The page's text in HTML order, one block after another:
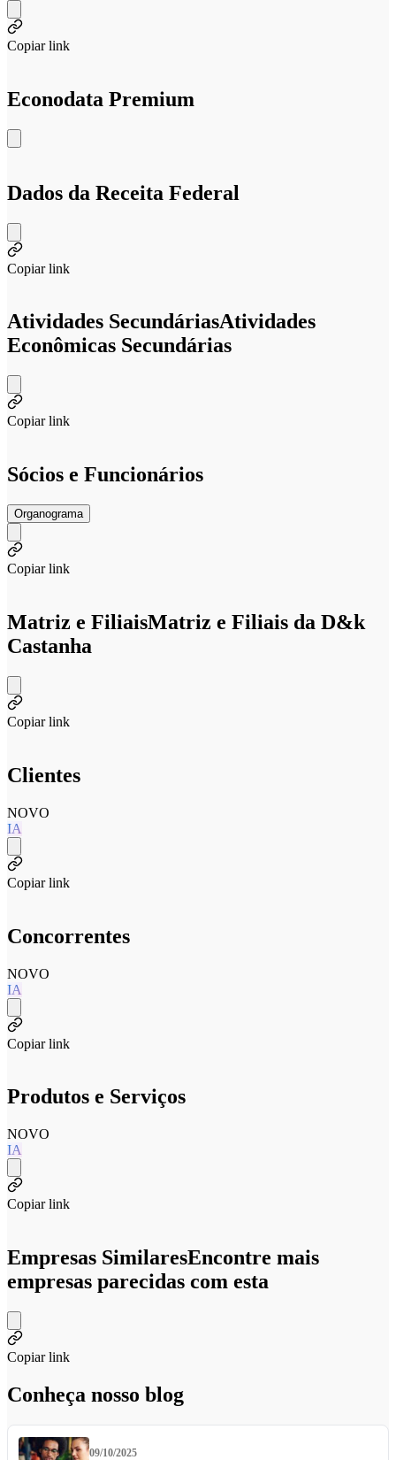
Copiar link
Econodata Premium
Dados da Receita Federal
Copiar link
Atividades SecundáriasAtividades
Econômicas Secundárias
Copiar link
Sócios e Funcionários
Organograma
Copiar link
Matriz e FiliaisMatriz e Filiais da D&k
Castanha
Copiar link
Clientes
NOVO
IA
Copiar link
Concorrentes
NOVO
IA
Copiar link
Produtos e Serviços
NOVO
IA
Copiar link
Empresas SimilaresEncontre mais
empresas parecidas com esta
Copiar link
Conheça nosso blog
09/10/2025